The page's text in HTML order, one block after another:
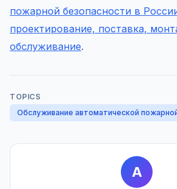
пожарной безопасности в
проектирование, поставка,
обслуживание.
TOPICS
Обслуживание автоматической пожарной
A